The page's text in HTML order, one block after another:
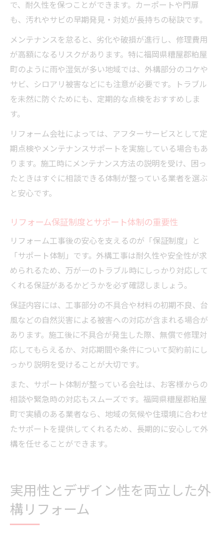
で、耐久性を保つことができます。カーポートや門扉
も、汚れやサビの早期発見・対処が長持ちの秘訣です。
メンテナンスを怠ると、劣化や破損が進行し、修理費用
が高額になるリスクがあります。特に福岡県糟屋郡粕屋
町のように雨や湿気が多い地域では、外構部分のコケや
サビ、シロアリ被害などにも注意が必要です。トラブル
を未然に防ぐためにも、定期的な点検をおすすめしま
す。
リフォーム会社によっては、アフターサービスとして定
期点検やメンテナンスサポートを実施している場合もあ
ります。施工時にメンテナンス方法の説明を受け、困っ
たときはすぐに相談できる体制が整っている業者を選ぶ
と安心です。
リフォーム保証制度とサポート体制の重要性
リフォーム工事後の安心を支えるのが「保証制度」と
「サポート体制」です。外構工事は耐久性や安全性が求
められるため、万が一のトラブル時にしっかり対応して
くれる保証があるかどうかを必ず確認しましょう。
保証内容には、工事部分の不具合や材料の初期不良、台
風などの自然災害による被害への対応が含まれる場合が
あります。施工後に不具合が発生した際、無償で修理対
応してもらえるか、対応期間や条件について契約前にし
っかり説明を受けることが大切です。
また、サポート体制が整っている会社は、お客様からの
相談や緊急時の対応もスムーズです。福岡県糟屋郡粕屋
町で実績のある業者なら、地域の気候や住環境に合わせ
たサポートを提供してくれるため、長期的に安心して外
構を任せることができます。
実用性とデザイン性を両立した外
構リフォーム